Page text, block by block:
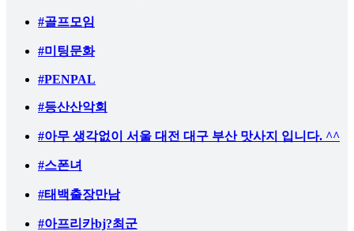
#골프모임
#미팅문화
#PENPAL
#등산산악회
#아무 생각없이 서울 대전 대구 부산 맛사지 입니다. ^^
#스폰녀
#태백출장만남
#아프리카bj?최군